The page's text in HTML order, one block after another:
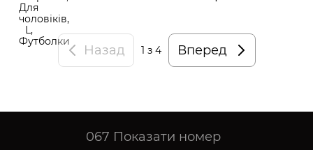
Назад 1 з 4 Вперед
067 Показати номер